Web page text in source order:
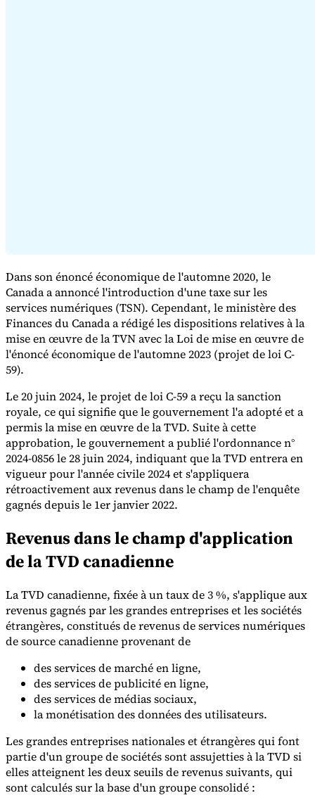
région du Golfe
fiscalité indirecte
Taxes sur le carbone et prélèvements
environnementaux
Outils
Calculateur de VAT Calculateur de GST
facturation électronique
Experts
Nos auteursDevenir contributeurChoisir un expert
Dans son énoncé économique de l'automne 2020, le
Canada a annoncé l'introduction d'une taxe sur les
services numériques (TSN). Cependant, le ministère des
Finances du Canada a rédigé les dispositions relatives à la
mise en œuvre de la TVN avec la Loi de mise en œuvre de
l'énoncé économique de l'automne 2023 (projet de loi C-
59).
Le 20 juin 2024, le projet de loi C-59 a reçu la sanction
royale, ce qui signifie que le gouvernement l'a adopté et a
permis la mise en œuvre de la TVD. Suite à cette
approbation, le gouvernement a publié l'ordonnance n°
2024-0856 le 28 juin 2024, indiquant que la TVD entrera en
vigueur pour l'année civile 2024 et s'appliquera
rétroactivement aux revenus dans le champ de l'enquête
gagnés depuis le 1er janvier 2022.
Revenus dans le champ d'application
de la TVD canadienne
La TVD canadienne, fixée à un taux de 3 %, s'applique aux
revenus gagnés par les grandes entreprises et les sociétés
étrangères, constitués de revenus de services numériques
de source canadienne provenant de
des services de marché en ligne,
des services de publicité en ligne,
des services de médias sociaux,
la monétisation des données des utilisateurs.
Les grandes entreprises nationales et étrangères qui font
partie d'un groupe de sociétés sont assujetties à la TVD si
elles atteignent les deux seuils de revenus suivants, qui
sont calculés sur la base d'un groupe consolidé :